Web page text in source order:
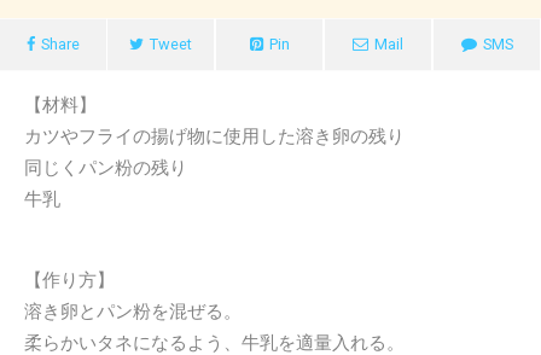
Share Tweet Pin Mail SMS
【材料】
カツやフライの揚げ物に使用した溶き卵の残り
同じくパン粉の残り
牛乳
【作り方】
溶き卵とパン粉を混ぜる。
柔らかいタネになるよう、牛乳を適量入れる。